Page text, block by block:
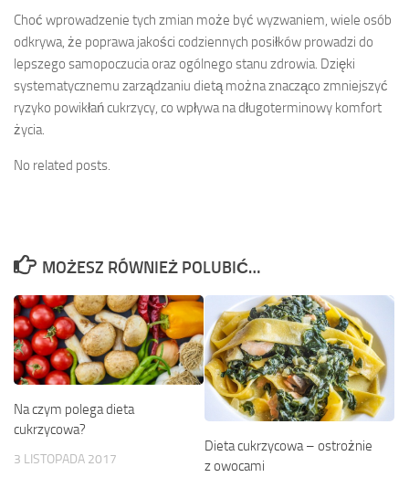
Choć wprowadzenie tych zmian może być wyzwaniem, wiele osób
odkrywa, że poprawa jakości codziennych posiłków prowadzi do
lepszego samopoczucia oraz ogólnego stanu zdrowia. Dzięki
systematycznemu zarządzaniu dietą można znacząco zmniejszyć
ryzyko powikłań cukrzycy, co wpływa na długoterminowy komfort
życia.
No related posts.
MOŻESZ RÓWNIEŻ POLUBIĆ…
Na czym polega dieta
cukrzycowa?
3 LISTOPADA 2017
Dieta cukrzycowa – ostrożnie
z owocami